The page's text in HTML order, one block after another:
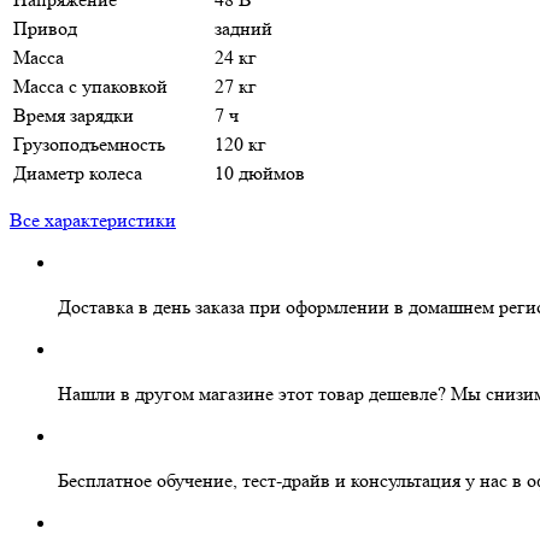
Привод
задний
Масса
24 кг
Масса с упаковкой
27 кг
Время зарядки
7 ч
Грузоподъемность
120 кг
Диаметр колеса
10 дюймов
Все характеристики
Доставка в день заказа при оформлении в домашнем
Нашли в другом магазине этот товар дешевле? Мы
Бесплатное обучение, тест-драйв и консультация у нас в